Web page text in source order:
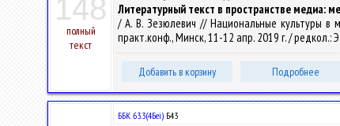
148
полный
текст
Литературный текст в пространстве медиа:
/ А. В. Зезюлевич // Национальные культуры в
практ.конф., Минск, 11-12 апр. 2019 г. / редкол.:
Добавить в корзину Подробнее
ББК 63.3(4Беі) Б43